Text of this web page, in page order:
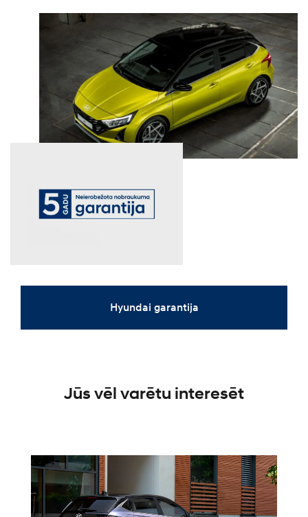
Hyundai garantija
Jūs vēl varētu interesēt